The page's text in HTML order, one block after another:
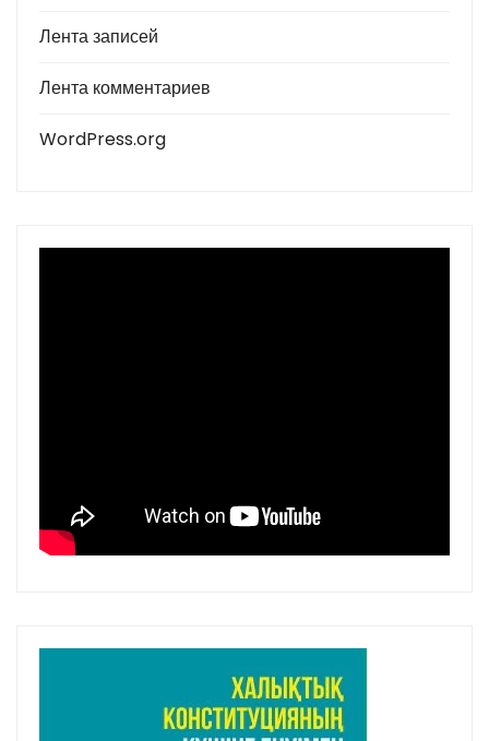
Лента записей
Лента комментариев
WordPress.org